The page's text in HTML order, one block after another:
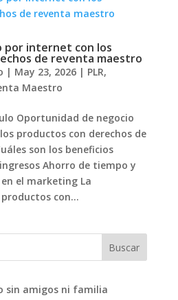
por internet con los
de reventa maestro
| May 23, 2026| PLR,
Maestro
Oportunidad de negocio
productos con derechos de
son los beneficios
Ahorro de tiempo y
el marketing La
con...